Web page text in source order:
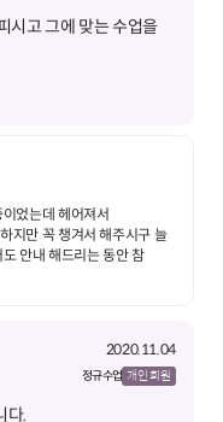
시고 그에 맞는 수업을
었는데 헤어져서
지만 꼭 챙겨서 해주시구 늘
안내 해드리는 동안 참
2020.11.04
정규 수업 개인 회원